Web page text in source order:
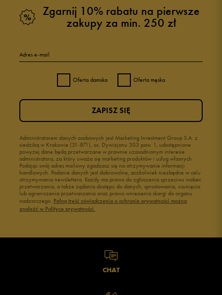
Zgarnij 10% rabatu na pierwsze
zakupy za min. 250 zł
Adres e-mail
Oferta damska Oferta męska
Administratorem danych osobowych jest Marketing Investment Group S.A. z
siedzibą w Krakowie (31-871), os. Dywizjonu 303 paw. 1, udostępnione
powyżej dane będą przetwarzane w prawnie uzasadnionym interesie
administratora, za który uważa się marketing produktów i usług własnych.
Podając swój adres mailowy zgadzasz się na otrzymywanie informacji
handlowych. Podanie danych jest dobrowolne, aczkolwiek niezbędne w celu
otrzymywania newslettera. Każdy ma prawo do zgłoszenia sprzeciwu wobec
przetwarzania, a także żądania dostępu do danych, sprostowania, usunięcia
lub ograniczenia przetwarzania oraz prawo wniesienia skargi do organu
nadzorczego. Pełną treść oświadczenia o ochronie prywatności można
znaleźć w Polityce prywatności.
ZAPISZ SIĘ
CHAT